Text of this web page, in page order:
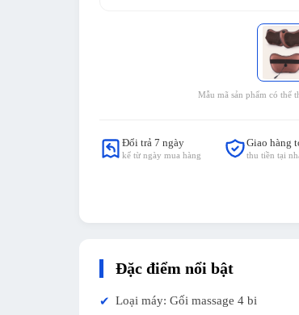
Mẫu mã sản phẩm có thể
Đổi trả 7 ngày
kể từ ngày mua hàng
Giao hàng
thu tiền tại
Đặc điểm nổi bật
✔ Loại máy: Gối massage 4 bi